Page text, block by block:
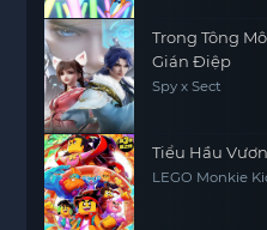
Trong Tông
Gián Điệp
Spy x Sect
Tiểu Hầu
LEGO Monkie